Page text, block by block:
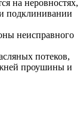
на неровностях,
подклинивании
неисправного
потеков,
проушины и